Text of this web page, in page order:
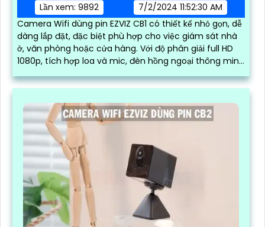
Lần xem: 9892
7/2/2024 11:52:30 AM
Camera Wifi dùng pin EZVIZ CB1 có thiết kế nhỏ gọn, dễ
dàng lắp đặt, đặc biệt phù hợp cho việc giám sát nhà
ở, văn phòng hoặc cửa hàng. Với độ phân giải full HD
1080p, tích hợp loa và mic, đèn hồng ngoại thông minh